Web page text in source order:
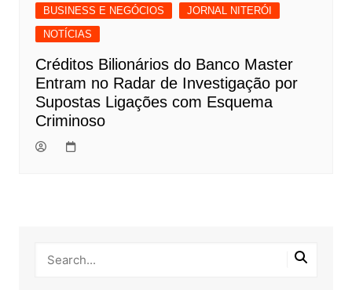
BUSINESS E NEGÓCIOS
JORNAL NITERÓI
NOTÍCIAS
Créditos Bilionários do Banco Master
Entram no Radar de Investigação por
Supostas Ligações com Esquema
Criminoso